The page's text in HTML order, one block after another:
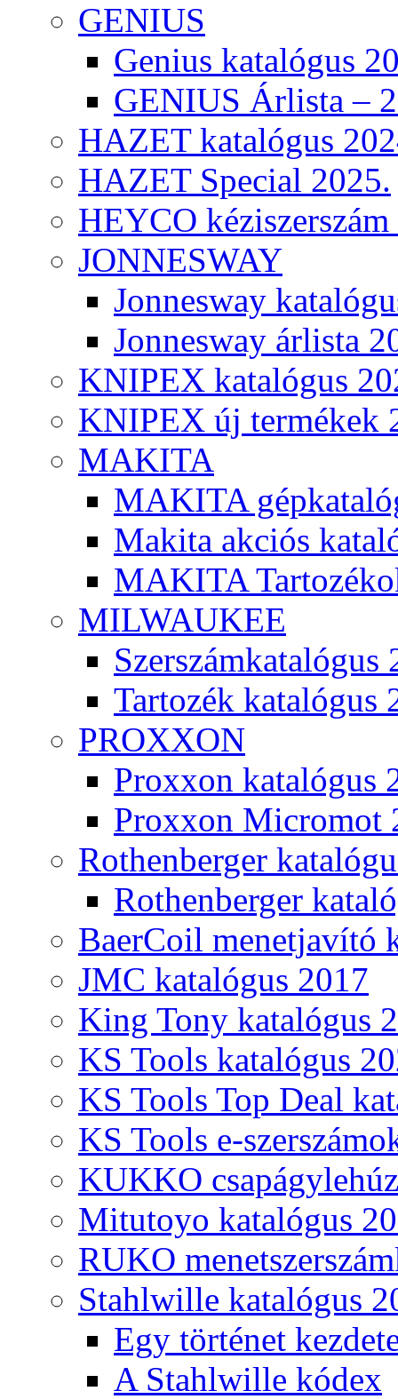
GENIUS
Genius katalógus
GENIUS Árlista –
HAZET katalógus
HAZET Special 2025.
HEYCO
JONNESWAY
Jonnesway
Jonnesway árlista
KNIPEX katalógus
KNIPEX új termékek
MAKITA
MAKITA
Makita akciós
MAKITA
MILWAUKEE
Szerszámkatalógus
Tartozék katalógus
PROXXON
Proxxon katalógus
Proxxon Micromot
Rothenberger
Rothenberger
BaerCoil menetjavító
JMC katalógus 2017
King Tony katalógus
KS Tools katalógus
KS Tools Top Deal
KS Tools e-
KUKKO
Mitutoyo katalógus
RUKO
Stahlwille katalógus
Egy történet
A Stahlwille kódex